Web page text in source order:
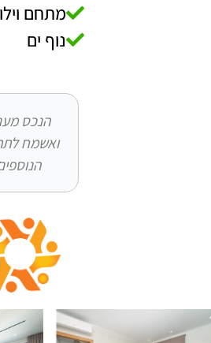
מתחם
נוף ים
הנכס
ואשמח